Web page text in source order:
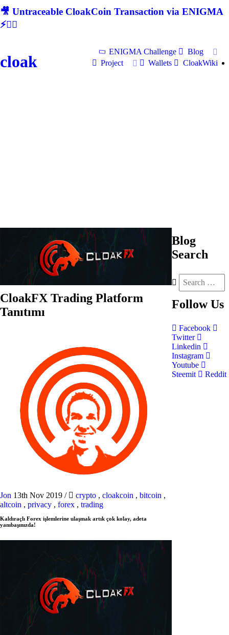
🎥 Untraceable CloakCoin Transaction via ENIGMA
⚡🕵‍♂
cloak
ENIGMA Challenge
Blog
Project
Wallets CloakWiki
CloakFX Trading Platform
Tanıtımı
Jon 13th Nov 2019 / crypto , cloakcoin , bitcoin ,
altcoin , privacy , forex , trading
Kaldıraçlı Forex işlemlerine ulaşmak artık çok kolay, adeta
yanıbaşınızda!
Blog
Search
Follow Us
Facebook
Twitter
Linkedin
Instagram
Youtube
Steemit
Reddit